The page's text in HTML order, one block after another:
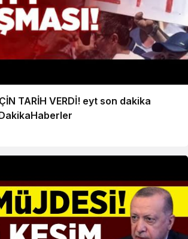
TARİH VERDİ! eyt son dakika